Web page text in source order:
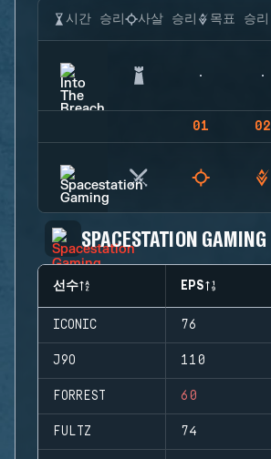
시간 승리 사살 승리 목표 승리
01 02
SPACESTATION GAMING
선수 EPS
ICONIC 76
J9O 110
FORREST 60
FULTZ 74